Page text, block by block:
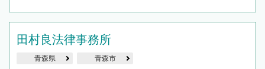
田村良法律事務所
青森県 青森市